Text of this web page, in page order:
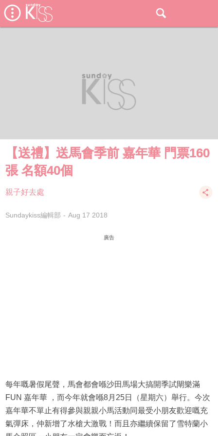
【送禮】送馬會季前 嘉年華 門票160
張 名額40個
親子好去處
Sundaykiss編輯部 Aug 17 2018
廣告
每年嘅暑假尾聲，馬會都會喺沙田馬場大搞開季試閘樂滿
FUN 嘉年華 ，而今年就會喺8月25日（星期六）舉行。今次
嘉年華不單止有得參與親親小馬活動同最受小朋友歡迎嘅充
氣彈床，仲新增了水槍大激戰！而且亦繼續保留了雪特蘭小